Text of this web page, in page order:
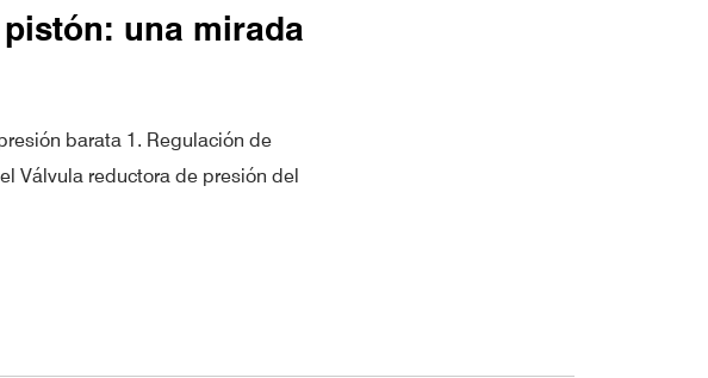
una mirada
barata 1. Regulación de
Válvula reductora de presión del